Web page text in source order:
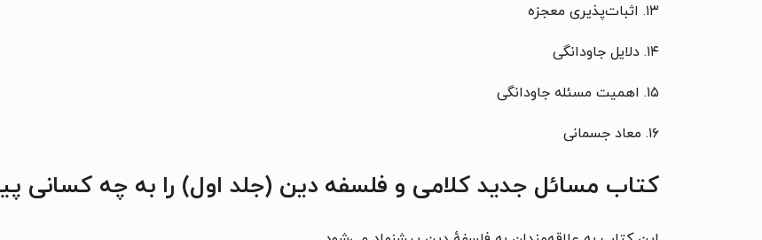
۱۳. اثبات‌پذیری معجزه
۱۴. دلایل جاودانگی
۱۵. اهمیت مسئله جاودانگی
۱۶. معاد جسمانی
کتاب مسائل جدید کلامی و فلسفه دین (جلد اول) را به چه کسانی